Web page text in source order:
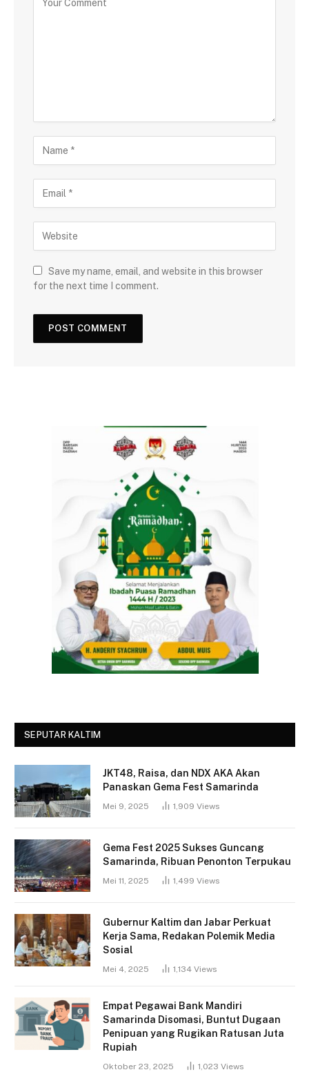
Save my name, email, and website in this browser
for the next time I comment.
SEPUTAR KALTIM
JKT48, Raisa, dan NDX AKA Akan
Panaskan Gema Fest Samarinda
Mei 9, 2025 1,909 Views
Gema Fest 2025 Sukses Guncang
Samarinda, Ribuan Penonton Terpukau
Mei 11, 2025 1,499 Views
Gubernur Kaltim dan Jabar Perkuat
Kerja Sama, Redakan Polemik Media
Sosial
Mei 4, 2025 1,134 Views
Empat Pegawai Bank Mandiri
Samarinda Disomasi, Buntut Dugaan
Penipuan yang Rugikan Ratusan Juta
Rupiah
Oktober 23, 2025 1,023 Views